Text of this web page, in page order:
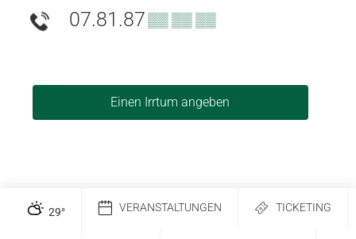
07.81.87▒▒ ▒▒ ▒▒
Einen Irrtum angeben
29° VERANSTALTUNGEN TICKETING